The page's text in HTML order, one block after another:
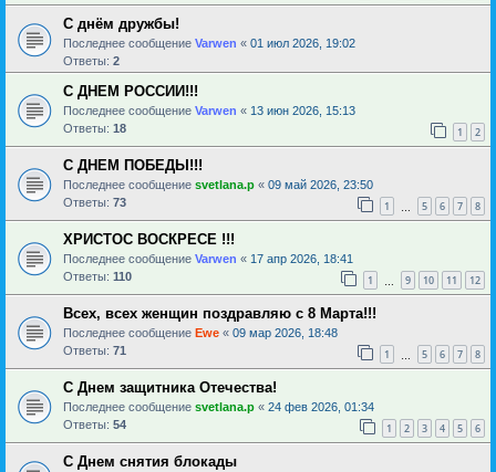
С днём дружбы!
Последнее сообщение Varwen « 01 июл 2026, 19:02
Ответы: 2
С ДНЕМ РОССИИ!!!
Последнее сообщение Varwen « 13 июн 2026, 15:13
Ответы: 18 1 2
С ДНЕМ ПОБЕДЫ!!!
Последнее сообщение svetlana.p « 09 май 2026, 23:50
Ответы: 73 1 5 6 7 8
ХРИСТОС ВОСКРЕСЕ !!!
Последнее сообщение Varwen « 17 апр 2026, 18:41
Ответы: 110 1 9 10 11 12
Всех, всех женщин поздравляю с 8 Марта!!!
Последнее сообщение Ewe « 09 мар 2026, 18:48
Ответы: 71 1 5 6 7 8
С Днем защитника Отечества!
Последнее сообщение svetlana.p « 24 фев 2026, 01:34
Ответы: 54 1 2 3 4 5 6
С Днем снятия блокады